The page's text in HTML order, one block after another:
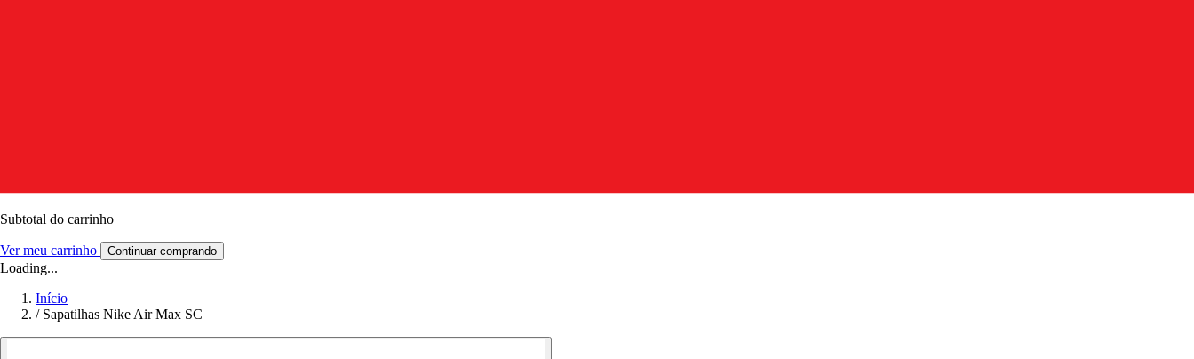
Subtotal do carrinho
Ver meu carrinho Continuar comprando
Loading...
Início
/ Sapatilhas Nike Air Max SC